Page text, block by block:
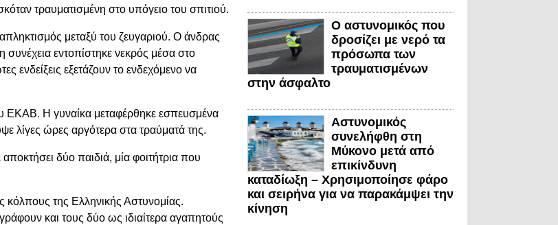
τραυματισμένη στο υπόγειο του σπιτιού.
μεταξύ του ζευγαριού. Ο άνδρας
συνέχεια εντοπίστηκε νεκρός μέσα στο
ενδείξεις εξετάζουν το ενδεχόμενο να
ΕΚΑΒ. Η γυναίκα μεταφέρθηκε εσπευσμένα
λίγες ώρες αργότερα στα τραύματά της.
δύο παιδιά, μία φοιτήτρια που
κόλπους της Ελληνικής Αστυνομίας.
και τους δύο ως ιδιαίτερα αγαπητούς
Ο αστυνομικός που
δροσίζει με νερό τα
πρόσωπα των
τραυματισμένων
στην άσφαλτο
Αστυνομικός
συνελήφθη στη
Μύκονο μετά από
επικίνδυνη
καταδίωξη – Χρησιμοποίησε φάρο
και σειρήνα για να παρακάμψει την
κίνηση